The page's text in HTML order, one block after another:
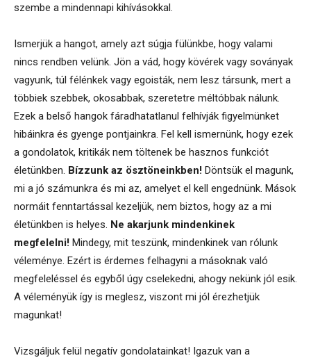
szembe a mindennapi kihívásokkal.
Ismerjük a hangot, amely azt súgja fülünkbe, hogy valami
nincs rendben velünk. Jön a vád, hogy kövérek vagy soványak
vagyunk, túl félénkek vagy egoisták, nem lesz társunk, mert a
többiek szebbek, okosabbak, szeretetre méltóbbak nálunk.
Ezek a belső hangok fáradhatatlanul felhívják figyelmünket
hibáinkra és gyenge pontjainkra. Fel kell ismernünk, hogy ezek
a gondolatok, kritikák nem töltenek be hasznos funkciót
életünkben. Bízzunk az ösztöneinkben! Döntsük el magunk,
mi a jó számunkra és mi az, amelyet el kell engednünk. Mások
normáit fenntartással kezeljük, nem biztos, hogy az a mi
életünkben is helyes. Ne akarjunk mindenkinek
megfelelni! Mindegy, mit teszünk, mindenkinek van rólunk
véleménye. Ezért is érdemes felhagyni a másoknak való
megfeleléssel és egyből úgy cselekedni, ahogy nekünk jól esik.
A véleményük így is meglesz, viszont mi jól érezhetjük
magunkat!
Vizsgáljuk felül negatív gondolatainkat! Igazuk van a